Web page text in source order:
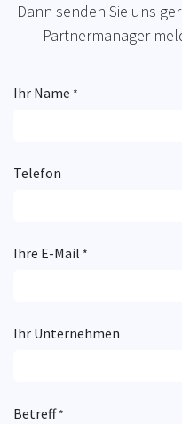
Dann senden Sie uns
Partnermanager
Ihr Name *
Telefon
Ihre E-Mail *
Ihr Unternehmen
Betreff *